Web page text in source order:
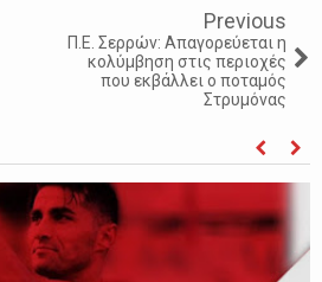
Previous
Π.Ε. Σερρών: Απαγορεύεται η
κολύμβηση στις περιοχές
που εκβάλλει ο ποταμός
Στρυμόνας